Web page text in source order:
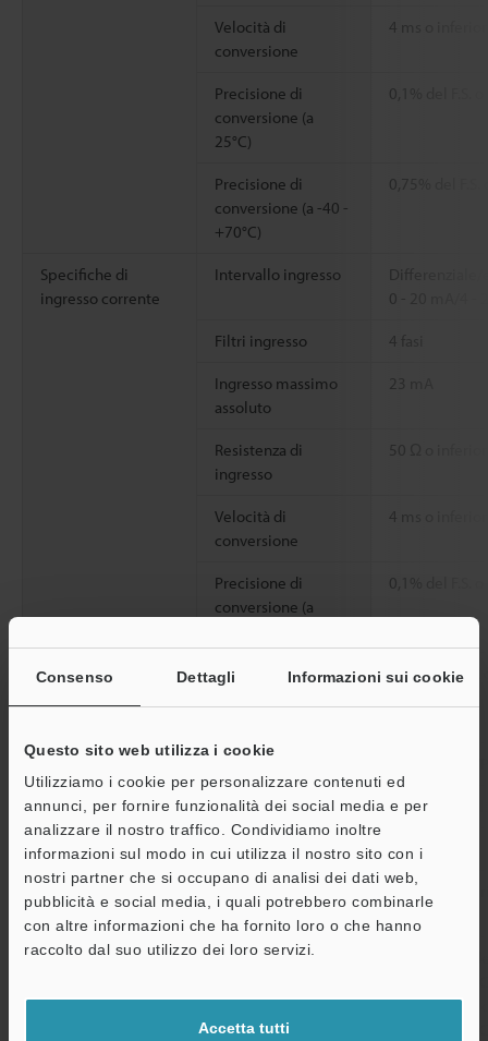
Consenso Dettagli Informazioni sui cookie
Questo sito web utilizza i cookie
Utilizziamo i cookie per personalizzare contenuti ed
annunci, per fornire funzionalità dei social media e per
analizzare il nostro traffico. Condividiamo inoltre
informazioni sul modo in cui utilizza il nostro sito con i
nostri partner che si occupano di analisi dei dati web,
pubblicità e social media, i quali potrebbero combinarle
con altre informazioni che ha fornito loro o che hanno
raccolto dal suo utilizzo dei loro servizi.
Accetta tutti
Velocità di
conversione
4 ms o
Precisione di
conversione (a
25°C)
0,1% del F.S.
Precisione di
conversione (a -40 -
+70°C)
0,75% del
Specifiche di
ingresso corrente
Intervallo ingresso
0 - 20 mA/4 -
Filtri ingresso 4 fasi
Ingresso massimo
assoluto
23 mA
Resistenza di
ingresso
50 Ω o
Velocità di
conversione
4 ms o
Precisione di
conversione (a
0,1% del F.S.
Precisione di
0,75% del
resistenza (RTD)
Specifiche di
ingresso
Tipo di connessione 2 fili/3 fili/4 fili
Filtri ingresso 4 fasi
Velocità di
conversione
400 ms o
Precisione di
(esempio tipico) (a
25°C)
Pt1000: 0,2%